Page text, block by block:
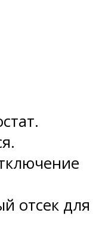
отсек для